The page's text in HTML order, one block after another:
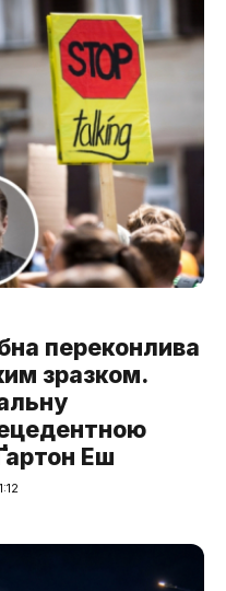
переконлива
зразком.
Еш